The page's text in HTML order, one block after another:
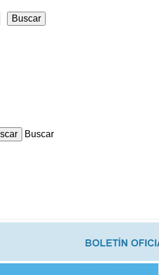
Buscar